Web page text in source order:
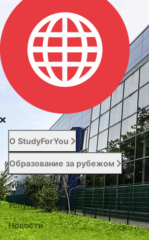
О StudyForYou
Образование за рубежом
Абитуриенту
Услуги
Новости